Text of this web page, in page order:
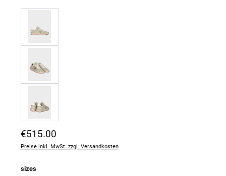
Regulärer Preis:
€515.00
Preise inkl. MwSt. zzgl. Versandkosten
sizesauswählen